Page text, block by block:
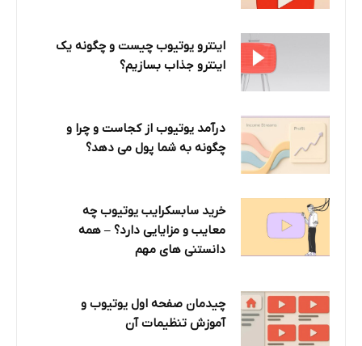
اینترو یوتیوب چیست و چگونه یک
اینترو جذاب بسازیم؟
درآمد یوتیوب از کجاست و چرا و
چگونه به شما پول می دهد؟
خرید سابسکرایب یوتیوب چه
معایب و مزایایی دارد؟‌ – همه
دانستنی های مهم
چیدمان صفحه اول یوتیوب و
آموزش تنظیمات آن